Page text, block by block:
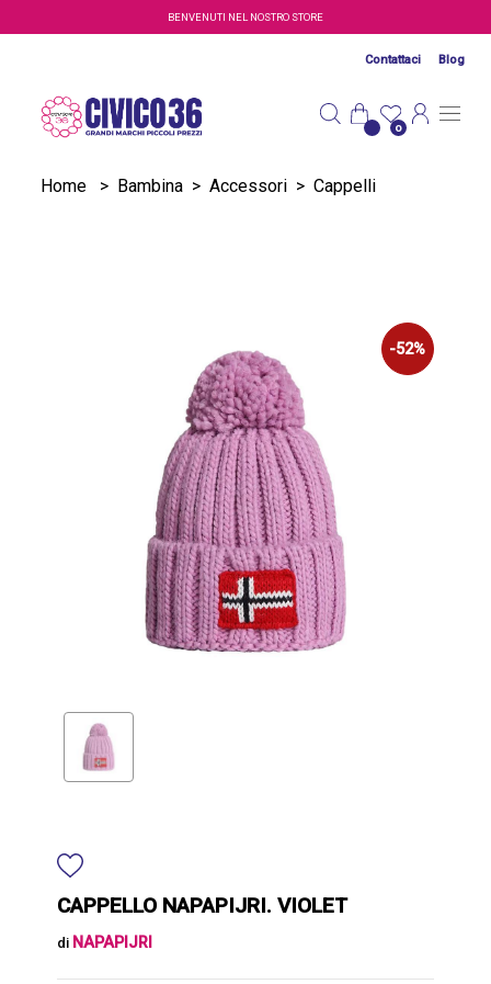
Salta al contenuto principaleBENVENUTI NEL NOSTRO STORE
Contattaci Blog
0
Home > Bambina > Accessori > Cappelli
-52%
CAPPELLO NAPAPIJRI. VIOLET
di NAPAPIJRI